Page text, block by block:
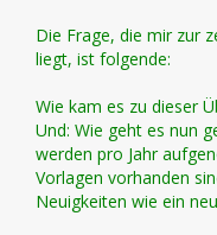
Die Frage, die mir zur
liegt, ist folgende:
Wie kam es zu dieser
Und: Wie geht es nun
werden pro Jahr
Vorlagen vorhanden
Neuigkeiten wie ein